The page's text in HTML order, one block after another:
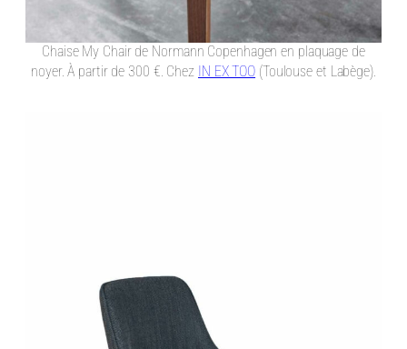
Chaise My Chair de Normann Copenhagen en plaquage de
noyer. À partir de 300 €. Chez IN EX TOO (Toulouse et Labège).